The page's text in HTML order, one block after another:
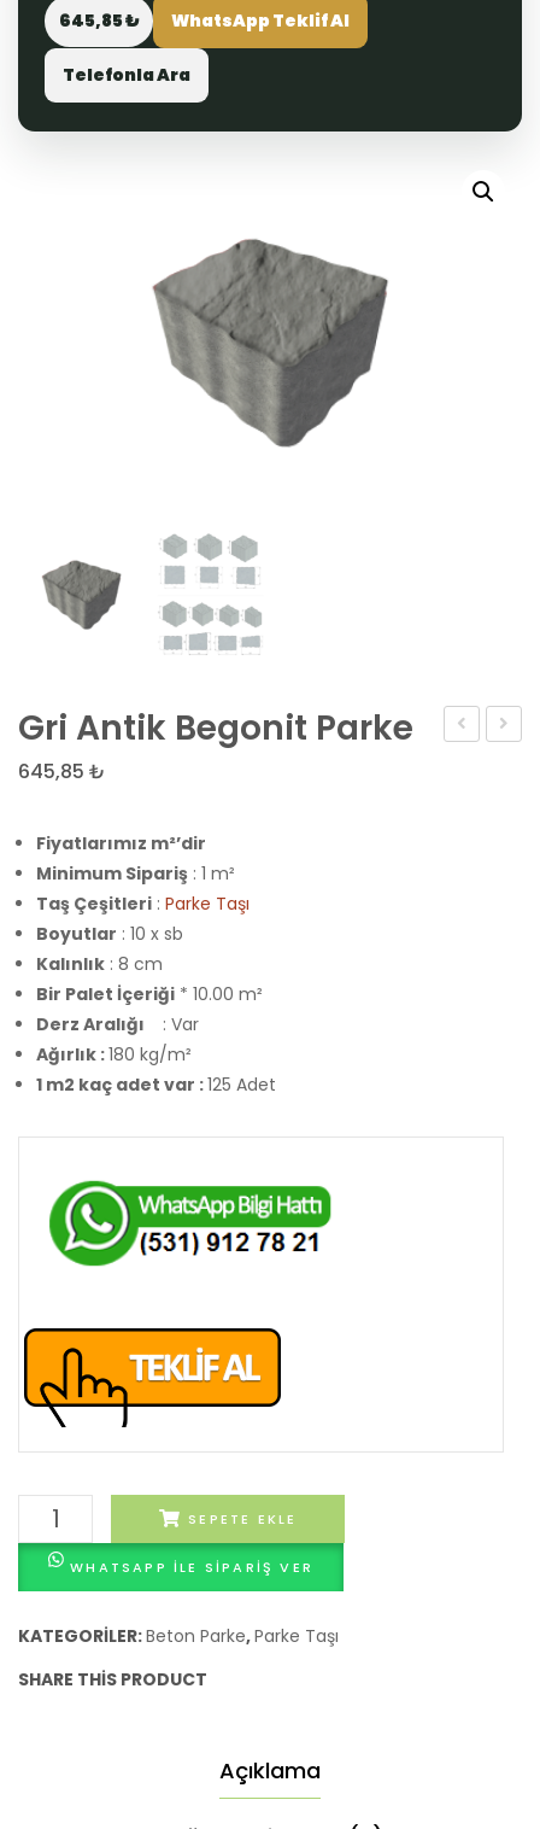
645,85 ₺ WhatsApp Teklif Al
Telefonla Ara
Gri Antik Begonit Parke
645,85 ₺
Fiyatlarımız m²’dir
Minimum Sipariş : 1 m²
Taş Çeşitleri : Parke Taşı
Boyutlar : 10 x sb
Kalınlık : 8 cm
Bir Palet İçeriği * 10.00 m²
Derz Aralığı
: Var
Ağırlık :180 kg/m²
1 m2 kaç adet var :125 Adet
Antik
Begonit
adet
SEPETE EKLE
WHATSAPP ILE SIPARIŞ VER
KATEGORILER:Beton Parke,Parke Taşı
SHARE THIS PRODUCT
Açıklama